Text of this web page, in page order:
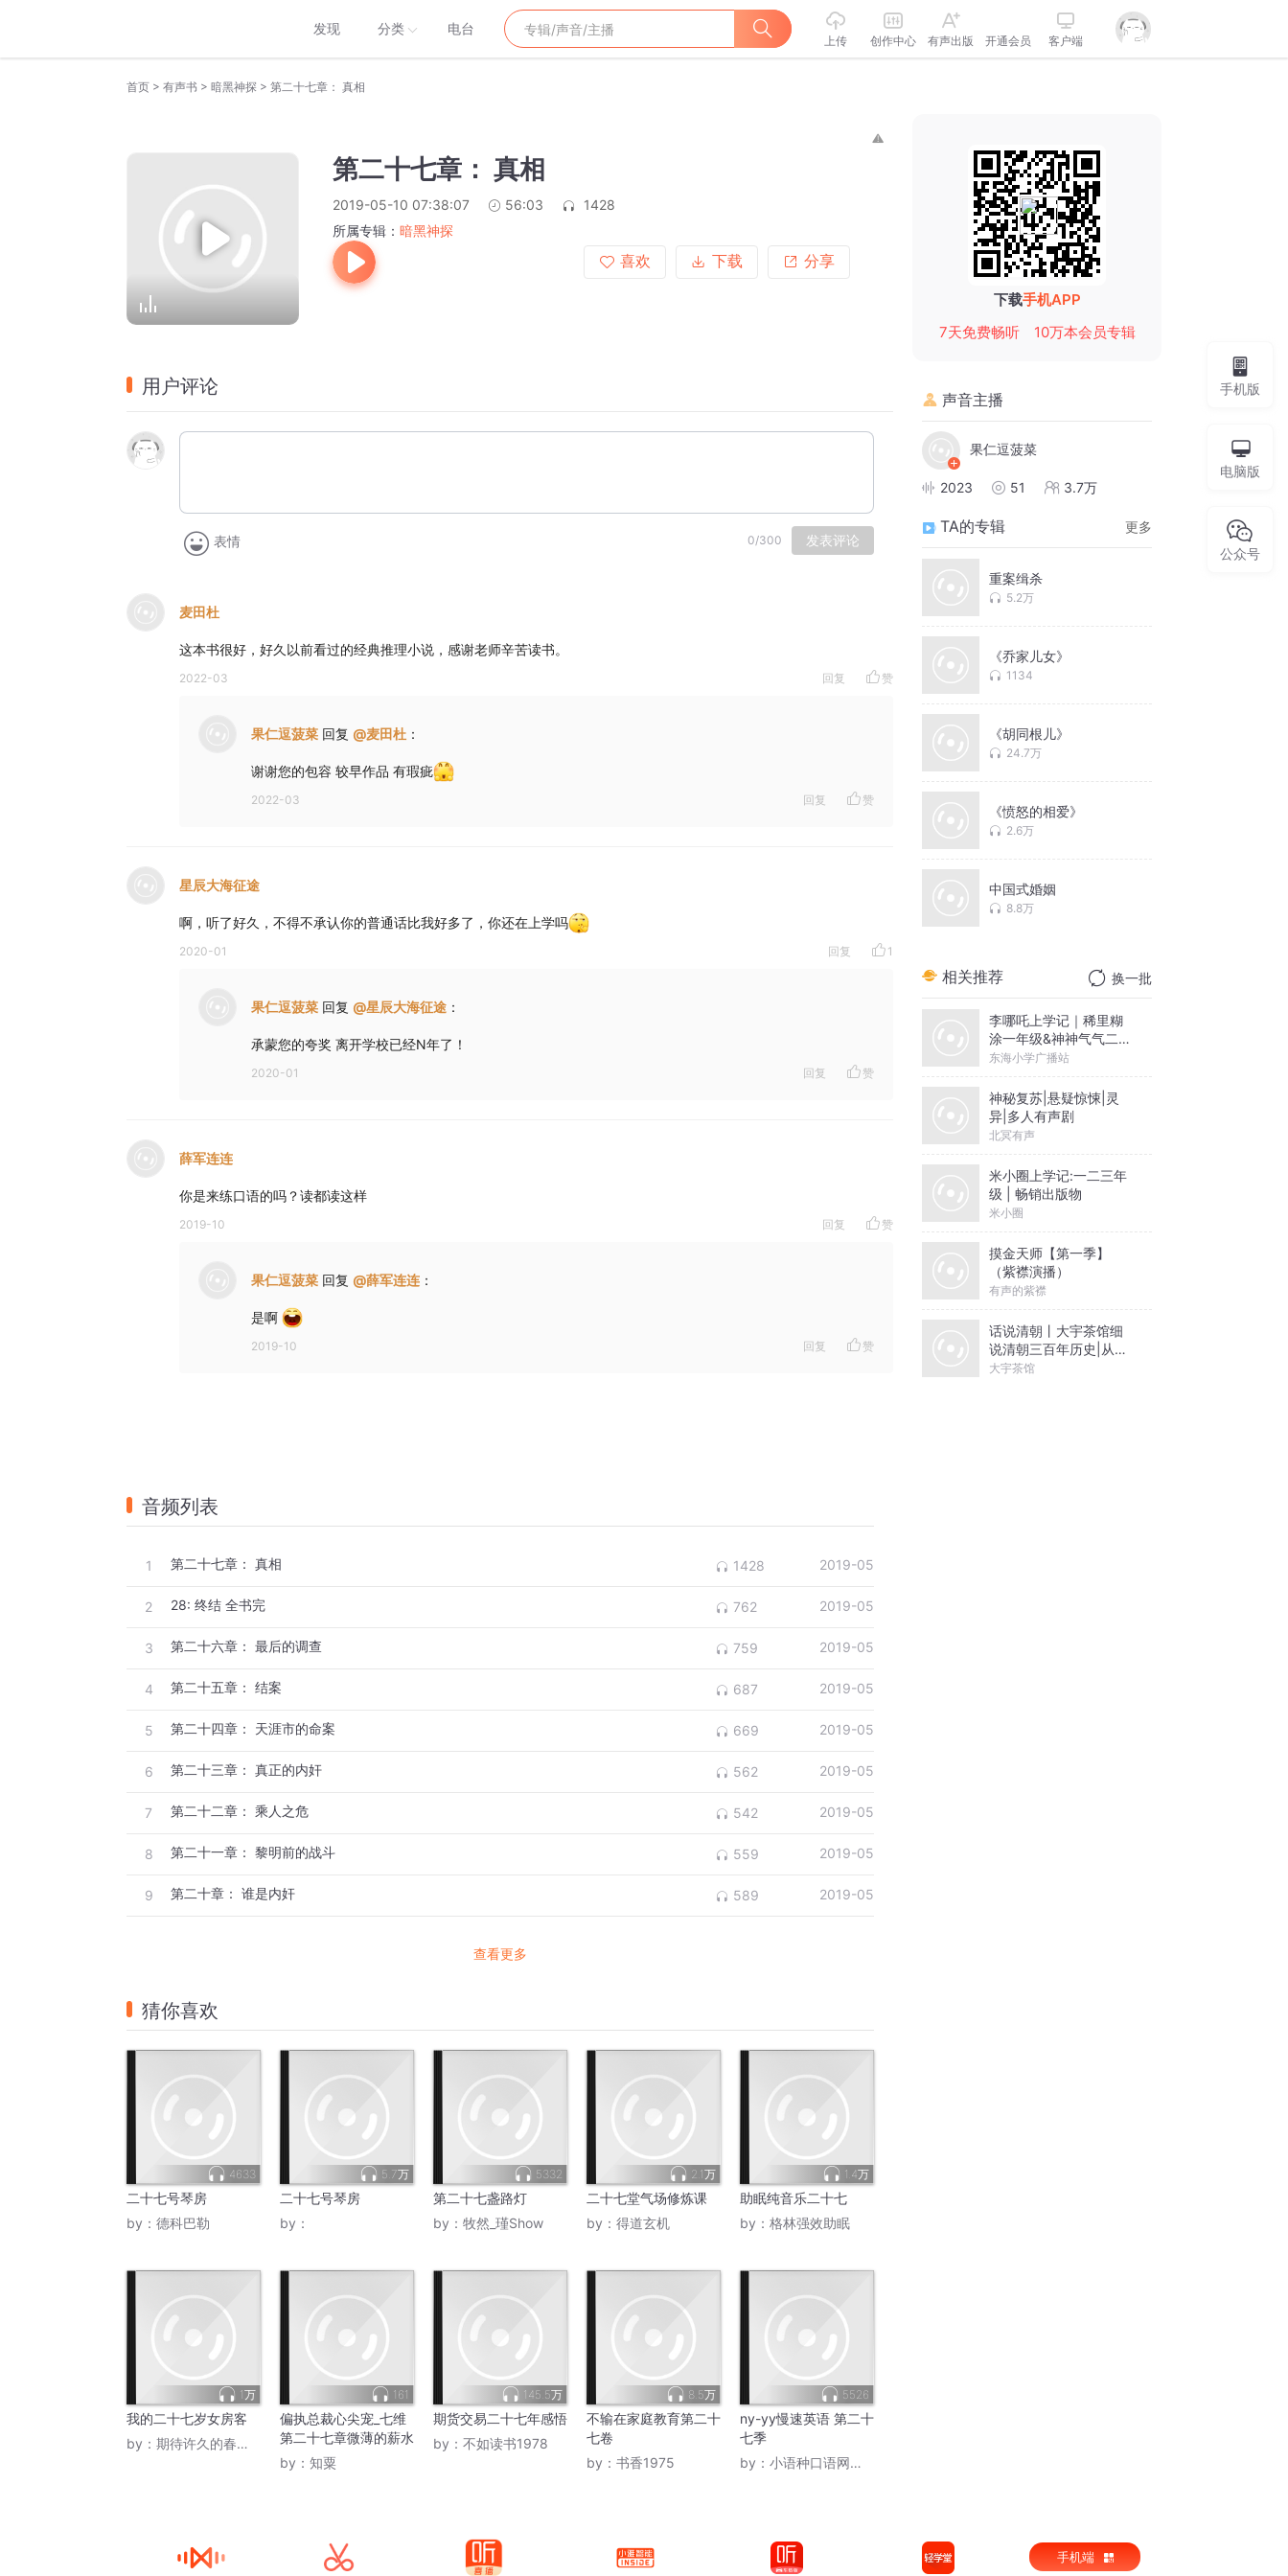
发现 分类 电台
上传 创作中心 有声出版 开通会员 客户端
首页 > 有声书 > 暗黑神探 > 第二十七章： 真相
第二十七章： 真相
2019-05-10 07:38:07 56:03
1428
所属专辑： 暗黑神探
喜欢
下载 分享
用户评论
表情 0/300 发表评论
麦田杜
这本书很好，好久以前看过的经典推理小说，感谢老师辛苦读书。
2022-03 回复 赞
果仁逗菠菜 回复 @麦田杜 ：
谢谢您的包容 较早作品 有瑕疵
2022-03 回复 赞
星辰大海征途
啊，听了好久，不得不承认你的普通话比我好多了，你还在上学吗
2020-01 回复 1
果仁逗菠菜 回复 @星辰大海征途 ：
承蒙您的夸奖 离开学校已经N年了！
2020-01 回复 赞
薛军连连
你是来练口语的吗？读都读这样
2019-10 回复 赞
果仁逗菠菜 回复 @薛军连连 ：
是啊
2019-10 回复 赞
音频列表
1 第二十七章： 真相 1428 2019-05
2 28: 终结 全书完 762 2019-05
3 第二十六章： 最后的调查 759 2019-05
4 第二十五章： 结案 687 2019-05
5 第二十四章： 天涯市的命案 669 2019-05
6 第二十三章： 真正的内奸 562 2019-05
7 第二十二章： 乘人之危 542 2019-05
8 第二十一章： 黎明前的战斗 559 2019-05
9 第二十章： 谁是内奸 589 2019-05
查看更多
猜你喜欢
4633
二十七号琴房
by： 德科巴勒
5.7万
二十七号琴房
by：
5332
第二十七盏路灯
by： 牧然_瑾Show
2.1万
二十七堂气场修炼课
by： 得道玄机
1.4万
助眠纯音乐二十七
by： 格林强效助眠
1万
我的二十七岁女房客
by： 期待许久的春意盎然城
161
偏执总裁心尖宠_七维
第二十七章微薄的薪水
by： 知粟
145.5万
期货交易二十七年感悟
by： 不如读书1978
8.5万
不输在家庭教育第二十
七卷
by： 书香1975
5526
ny-yy慢速英语 第二十
七季
by： 小语种口语网官网
下载手机APP
7天免费畅听
10万本会员专辑
声音主播
果仁逗菠菜
2023 51 3.7万
TA的专辑 更多
重案缉杀
5.2万
《乔家儿女》
1134
《胡同根儿》
24.7万
《愤怒的相爱》
2.6万
中国式婚姻
8.8万
相关推荐 换一批
李哪吒上学记｜稀里糊
涂一年级&神神气气二年
级
东海小学广播站
神秘复苏|悬疑惊悚|灵
异|多人有声剧
北冥有声
米小圈上学记:一二三年
级 | 畅销出版物
米小圈
摸金天师【第一季】
（紫襟演播）
有声的紫襟
话说清朝丨大宇茶馆细
说清朝三百年历史|从努
尔哈赤到末代皇帝溥仪|
大宇茶馆
手机版
电脑版
公众号
手机端